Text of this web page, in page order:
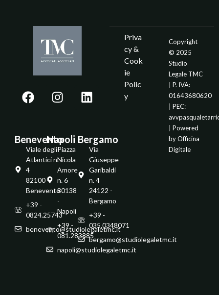
Benevento
Viale degli
Atlantici n.
4
82100 -
Benevento
+39 -
0824.25743
benevento@studiolegaletmc.it
Napoli
Piazza
Nicola
Amore
n. 6
80138
-
Napoli
+39 -
081.283885
napoli@studiolegaletmc.it
Bergamo
Via
Giuseppe
Garibaldi
n. 4
24122 -
Bergamo
+39 -
035.0348071
bergamo@studiolegaletmc.it
Priva
cy &
Cook
ie
Polic
y
Copyright
© 2025
Studio
Legale TMC
| P. IVA:
01643680620
| PEC:
| Powered
byOfficina
Digitale